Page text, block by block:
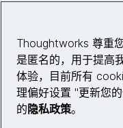
Thoughtworks 尊重
是匿名的，用于提高
体验，目前所有
理偏好设置 "更新您
的 隐私政策。